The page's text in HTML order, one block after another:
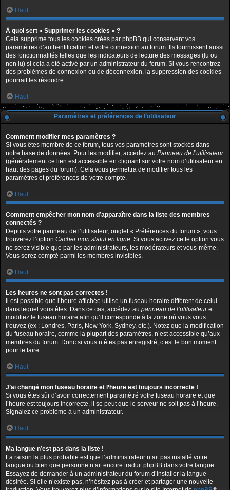
Haut
À quoi sert « Supprimer les cookies » ?
Cela supprime tous les cookies créés par phpBB qui conservent vos
paramètres d’authentification et votre connexion au forum. Ils fournissent aussi
des fonctionnalités telles que les indicateurs de lecture des messages (lu ou
non lu) si cela a été activé par un administrateur du forum. Si vous rencontrez
des problèmes de connexion ou de déconnexion, la suppression des cookies
pourrait les résoudre.
Haut
Paramètres et préférences de l’utilisateur
Comment modifier mes paramètres ?
Si vous êtes membre de ce forum, tous vos paramètres sont stockés dans
notre base de données. Pour les modifier, accédez au Panneau de l’utilisateur
(généralement ce lien est accessible en cliquant sur votre nom d’utilisateur en
haut des pages du forum). Cela vous permettra de modifier tous les
paramètres et préférences de votre compte.
Haut
Comment empêcher mon nom d’apparaître dans la liste des membres
connectés ?
Depuis votre panneau de l’utilisateur, onglet « Préférences du forum », vous
trouverez l’option Cacher mon statut en ligne. Si vous activez cette option vous
ne serez visible que par les administrateurs, les modérateurs et vous-même.
Vous serez compté parmi les membres invisibles.
Haut
Les heures ne sont pas correctes !
Il est possible que l’heure affichée utilise un fuseau horaire différent de celui
dans lequel vous êtes. Dans ce cas, accédez au panneau de l’utilisateuret
modifiez le fuseau horaire afin qu’il corresponde à la zone où vous vous
trouvez (ex : Londres, Paris, New York, Sydney, etc.). Notez que la modification
du fuseau horaire, comme la plupart des paramètres, n’est accessible qu’aux
membres du forum. Donc si vous n’êtes pas enregistré, c’est le bon moment
pour le faire.
Haut
J’ai changé mon fuseau horaire et l’heure est toujours incorrecte !
Si vous êtes sûr d’avoir correctement paramétré votre fuseau horaire et que
l’heure est toujours incorrecte, il se peut que le serveur ne soit pas à l’heure.
Signalez ce problème à un administrateur.
Haut
Ma langue n’est pas dans la liste !
La raison la plus probable est que l’administrateur n’ait pas installé votre
langue ou bien que personne n’ait encore traduit phpBB dans votre langue.
Essayez de demander à un administrateur du forum d’installer la langue
désirée. Si elle n’existe pas, n’hésitez pas à créer et partager une nouvelle